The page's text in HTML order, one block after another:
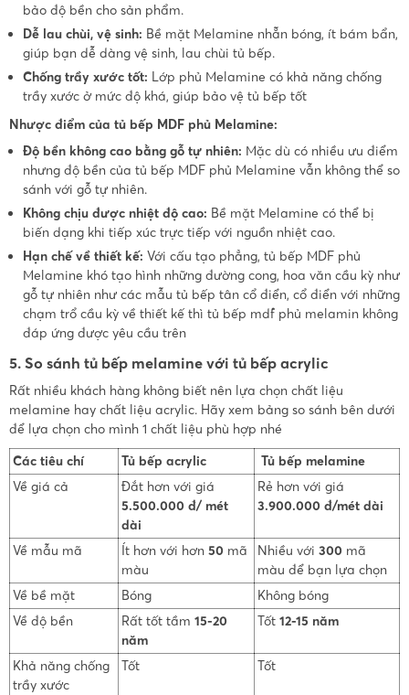
bảo độ bền cho sản phẩm.
Dễ lau chùi, vệ sinh: Bề mặt Melamine nhẵn bóng, ít bám bẩn,
giúp bạn dễ dàng vệ sinh, lau chùi tủ bếp.
Chống trầy xước tốt: Lớp phủ Melamine có khả năng chống
trầy xước ở mức độ khá, giúp bảo vệ tủ bếp tốt
Nhược điểm của tủ bếp MDF phủ Melamine:
Độ bền không cao bằng gỗ tự nhiên: Mặc dù có nhiều ưu điểm
nhưng độ bền của tủ bếp MDF phủ Melamine vẫn không thể so
sánh với gỗ tự nhiên.
Không chịu được nhiệt độ cao: Bề mặt Melamine có thể bị
biến dạng khi tiếp xúc trực tiếp với nguồn nhiệt cao.
Hạn chế về thiết kế: Với cấu tạo phẳng, tủ bếp MDF phủ
Melamine khó tạo hình những đường cong, hoa văn cầu kỳ như
gỗ tự nhiên như các mẫu tủ bếp tân cổ điển, cổ điển với những
chạm trổ cầu kỳ về thiết kế thì tủ bếp mdf phủ melamin không
đáp ứng được yêu cầu trên
5. So sánh tủ bếp melamine với tủ bếp acrylic
Rất nhiều khách hàng không biết nên lựa chọn chất liệu
melamine hay chất liệu acrylic. Hãy xem bảng so sánh bên dưới
để lựa chọn cho mình 1 chất liệu phù hợp nhé
Các tiêu chí
Tủ bếp acrylic
Tủ bếp melamine
Về giá cả
Đắt hơn với giá
5.500.000 đ/ mét
dài
Rẻ hơn với giá
3.900.000 đ/mét dài
Về mẫu mã Ít hơn với hơn 50 mã
màu
Nhiều với 300 mã
màu để bạn lựa chọn
Về bề mặt
Bóng
Không bóng
Về độ bền
Rất tốt tầm 15-20
năm
Tốt 12-15 năm
Khả năng chống
trầy xước
Tốt Tốt